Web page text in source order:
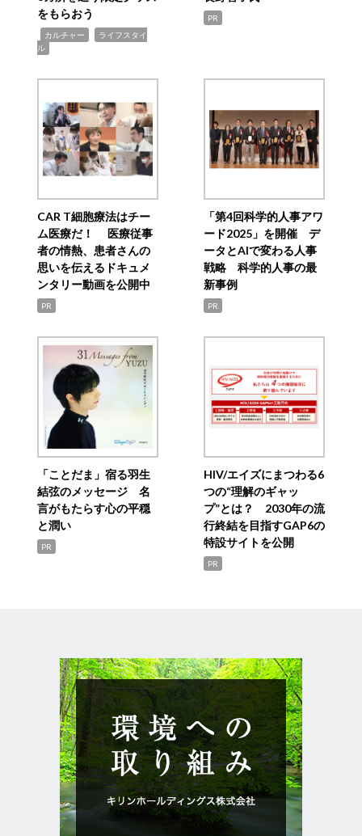
をもらおう
カルチャー
ライフスタイ
ル
PR
CAR T細胞療法はチー
ム医療だ！ 医療従事
者の情熱、患者さんの
思いを伝えるドキュメ
ンタリー動画を公開中
PR
「第4回科学的人事アワ
ード2025」を開催 デ
ータとAIで変わる人事
戦略 科学的人事の最
新事例
PR
「ことだま」宿る羽生
結弦のメッセージ 名
言がもたらす心の平穏
と潤い
PR
HIV/エイズにまつわる6
つの“理解のギャッ
プ”とは？ 2030年の流
行終結を目指すGAP6の
特設サイトを公開
PR